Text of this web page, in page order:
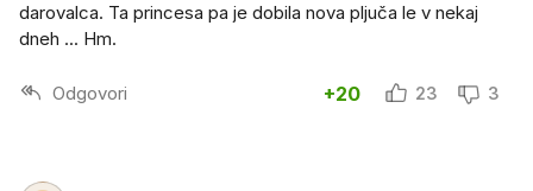
darovalca. Ta princesa pa je dobila nova pljuča le v nekaj
dneh ... Hm.
Odgovori +20 23 3